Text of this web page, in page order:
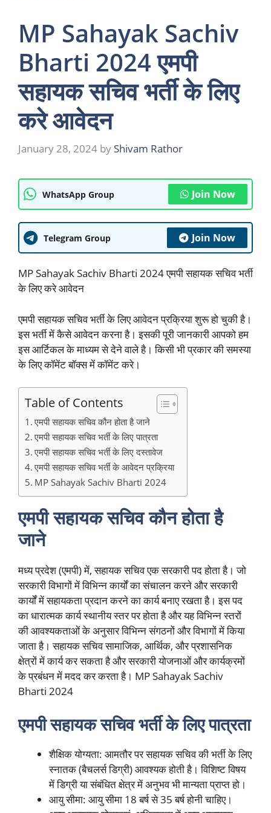
MP Sahayak Sachiv
Bharti 2024 एमपी
सहायक सचिव भर्ती के लिए
करे आवेदन
January 28, 2024 by Shivam Rathor
WhatsApp Group Join Now
Telegram Group Join Now
MP Sahayak Sachiv Bharti 2024 एमपी सहायक सचिव भर्ती
के लिए करे आवेदन
एमपी सहायक सचिव भर्ती के लिए आवेदन प्रक्रिया शुरू हो चुकी है।
इस भर्ती में कैसे आवेदन करना है। इसकी पूरी जानकारी आपको हम
इस आर्टिकल के माध्यम से देने वाले है। किसी भी प्रकार की समस्या
के लिए कॉमेंट बॉक्स में कॉमेंट करे।
Table of Contents
एमपी सहायक सचिव कौन होता है जाने
एमपी सहायक सचिव भर्ती के लिए पात्रता
एमपी सहायक सचिव भर्ती के लिए दस्तावेज
एमपी सहायक सचिव भर्ती के आवेदन प्रक्रिया
MP Sahayak Sachiv Bharti 2024
एमपी सहायक सचिव कौन होता है
जाने
मध्य प्रदेश (एमपी) में, सहायक सचिव एक सरकारी पद होता है। जो
सरकारी विभागों में विभिन्न कार्यों का संचालन करने और सरकारी
कार्यों में सहायकता प्रदान करने का कार्य बनाए रखता है। इस पद
का धारात्मक कार्य स्थानीय स्तर पर होता है और यह विभिन्न स्तरों
की आवश्यकताओं के अनुसार विभिन्न संगठनों और विभागों में किया
जाता है। सहायक सचिव सामाजिक, आर्थिक, और प्रशासनिक
क्षेत्रों में कार्य कर सकता है और सरकारी योजनाओं और कार्यक्रमों
के प्रबंधन में मदद कर करता है। MP Sahayak Sachiv
Bharti 2024
एमपी सहायक सचिव भर्ती के लिए पात्रता
शैक्षिक योग्यता: आमतौर पर सहायक सचिव की भर्ती के लिए
स्नातक (बैचलर्स डिग्री) आवश्यक होती है। विशिष्ट विषय
में डिग्री या संबंधित क्षेत्र में अनुभव भी मान्यता प्राप्त हो।
आयु सीमा: आयु सीमा 18 बर्ष से 35 बर्ष होनी चाहिए।